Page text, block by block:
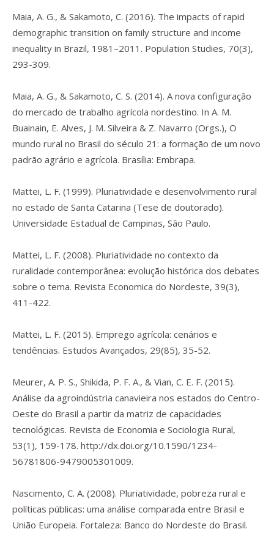
Maia, A. G., & Sakamoto, C. (2016). The impacts of rapid
demographic transition on family structure and income
inequality in Brazil, 1981–2011. Population Studies, 70(3),
293-309.
Maia, A. G., & Sakamoto, C. S. (2014). A nova configuração
do mercado de trabalho agrícola nordestino. In A. M.
Buainain, E. Alves, J. M. Silveira & Z. Navarro (Orgs.), O
mundo rural no Brasil do século 21: a formação de um novo
padrão agrário e agrícola. Brasília: Embrapa.
Mattei, L. F. (1999). Pluriatividade e desenvolvimento rural
no estado de Santa Catarina (Tese de doutorado).
Universidade Estadual de Campinas, São Paulo.
Mattei, L. F. (2008). Pluriatividade no contexto da
ruralidade contemporânea: evolução histórica dos debates
sobre o tema. Revista Economica do Nordeste, 39(3),
411-422.
Mattei, L. F. (2015). Emprego agrícola: cenários e
tendências. Estudos Avançados, 29(85), 35-52.
Meurer, A. P. S., Shikida, P. F. A., & Vian, C. E. F. (2015).
Análise da agroindústria canavieira nos estados do Centro-
Oeste do Brasil a partir da matriz de capacidades
tecnológicas. Revista de Economia e Sociologia Rural,
53(1), 159-178. http://dx.doi.org/10.1590/1234-
56781806-9479005301009.
Nascimento, C. A. (2008). Pluriatividade, pobreza rural e
políticas públicas: uma análise comparada entre Brasil e
União Europeia. Fortaleza: Banco do Nordeste do Brasil.